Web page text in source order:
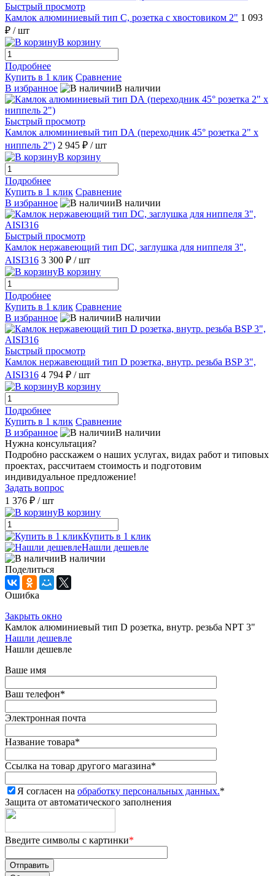
Быстрый просмотр
Камлок алюминиевый тип С, розетка с хвостовиком 2" 1 093
₽ / шт
В корзину
Подробнее
Купить в 1 клик Сравнение
В избранное
В наличии
Быстрый просмотр
Камлок алюминиевый тип DА (переходник 45° розетка 2" х
ниппель 2") 2 945 ₽ / шт
В корзину
Подробнее
Купить в 1 клик Сравнение
В избранное
В наличии
Быстрый просмотр
Камлок нержавеющий тип DC, заглушка для ниппеля 3",
AISI316 3 300 ₽ / шт
В корзину
Подробнее
Купить в 1 клик Сравнение
В избранное
В наличии
Быстрый просмотр
Камлок нержавеющий тип D розетка, внутр. резьба BSP 3",
AISI316 4 794 ₽ / шт
В корзину
Подробнее
Купить в 1 клик Сравнение
В избранное
В наличии
Нужна консультация?
Подробно расскажем о наших услугах, видах работ и типовых
проектах, рассчитаем стоимость и подготовим
индивидуальное предложение!
Задать вопрос
1 376 ₽ / шт
В корзину
Купить в 1 клик
Нашли дешевле
В наличии
Поделиться
Ошибка
Закрыть окно
Камлок алюминиевый тип D розетка, внутр. резьба NPT 3"
Нашли дешевле
Нашли дешевле
Ваше имя
Ваш телефон*
Электронная почта
Название товара*
Ссылка на товар другого магазина*
Я согласен на обработку персональных данных.*
Защита от автоматического заполнения
Введите символы с картинки*